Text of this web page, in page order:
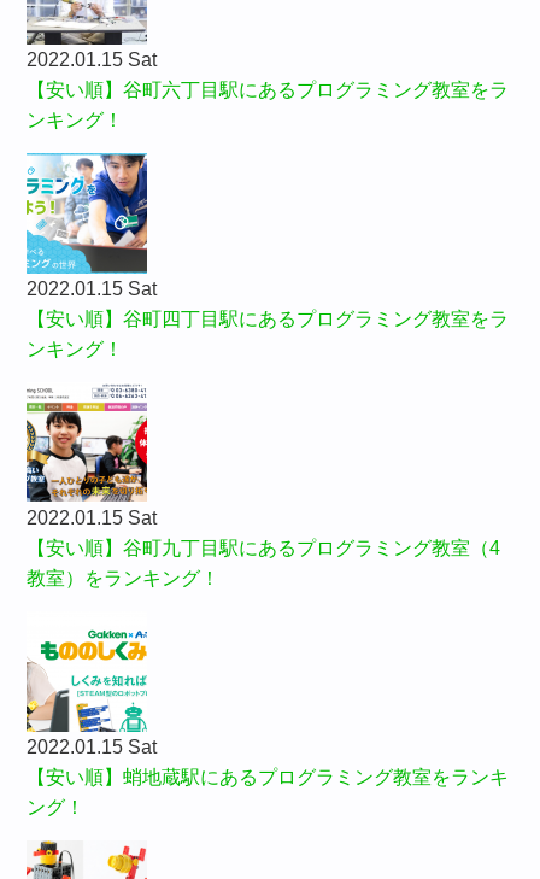
2022.01.15 Sat
【安い順】谷町六丁目駅にあるプログラミング教室をラ
ンキング！
2022.01.15 Sat
【安い順】谷町四丁目駅にあるプログラミング教室をラ
ンキング！
2022.01.15 Sat
【安い順】谷町九丁目駅にあるプログラミング教室（4
教室）をランキング！
2022.01.15 Sat
【安い順】蛸地蔵駅にあるプログラミング教室をランキ
ング！